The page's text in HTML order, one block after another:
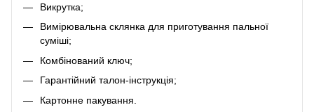
Викрутка;
Вимірювальна склянка для приготування пальної
суміші;
Комбінований ключ;
Гарантійний талон-інструкція;
Картонне пакування.